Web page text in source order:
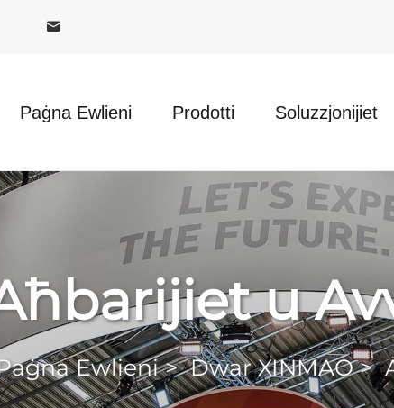
Paġna Ewlieni Prodotti Soluzzjonijiet
u
Ewlieni>Dwar XINMAO>